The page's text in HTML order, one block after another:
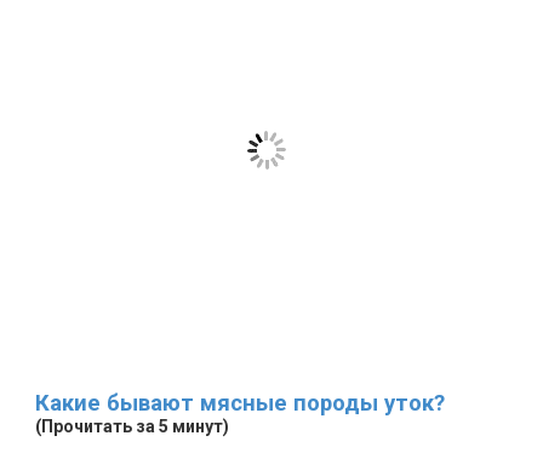
Какие бывают мясные породы уток?
(Прочитать за 5 минут)